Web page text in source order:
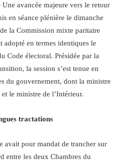
avancée majeure vers le retour
en séance plénière le dimanche
la Commission mixte paritaire
adopté en termes identiques le
Code électoral. Présidée par la
la session s’est tenue en
du gouvernement, dont la ministre
le ministre de l’Intérieur.
tractations
avait pour mandat de trancher sur
entre les deux Chambres du